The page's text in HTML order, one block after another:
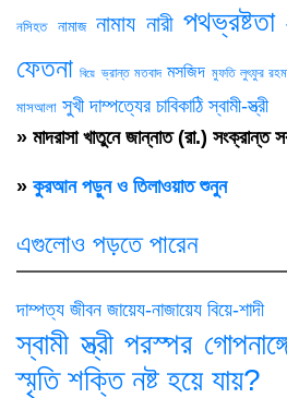
নসিহত নামাজ নামায নারী পথভ্রষ্টতা
ফেতনা বিয়ে ভ্রান্ত মতবাদ মসজিদ মুফতি লুৎফুর
মাসআলা সুখী দাম্পত্যের চাবিকাঠি স্বামী-স্ত্রী
» মাদরাসা খাতুনে জান্নাত (রা.)
» কুরআন পড়ুন ও তিলাওয়াত শুনুন
এগুলোও পড়তে পারেন
দাম্পত্য জীবন জায়েয-নাজায়েয বিয়ে-শাদী
স্বামী স্ত্রী পরস্পর
স্মৃতি শক্তি নষ্ট হয়ে যায়?